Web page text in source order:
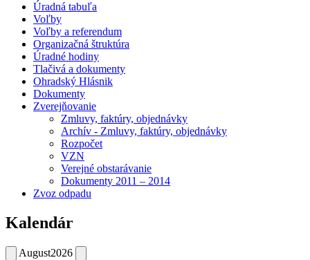
Úradná tabuľa
Voľby
Voľby a referendum
Organizačná štruktúra
Úradné hodiny
Tlačivá a dokumenty
Ohradský Hlásnik
Dokumenty
Zverejňovanie
Zmluvy, faktúry, objednávky
Archív - Zmluvy, faktúry, objednávky
Rozpočet
VZN
Verejné obstarávanie
Dokumenty 2011 – 2014
Zvoz odpadu
Kalendár
August2026